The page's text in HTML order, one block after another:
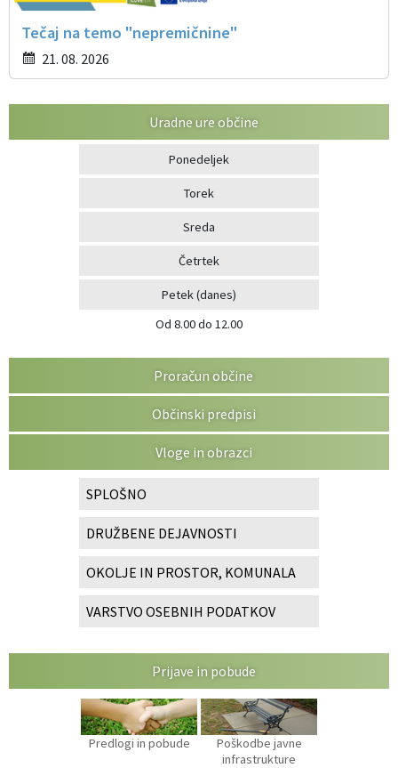
Tečaj na temo "nepremičnine"
21. 08. 2026
Uradne ure občine
Ponedeljek
Torek
Sreda
Četrtek
Petek(danes)
Od 8.00 do 12.00
Proračun občine
Občinski predpisi
Vloge in obrazci
SPLOŠNO
DRUŽBENE DEJAVNOSTI
OKOLJE IN PROSTOR, KOMUNALA
VARSTVO OSEBNIH PODATKOV
Prijave in pobude
Predlogi in pobude
Poškodbe javne
infrastrukture